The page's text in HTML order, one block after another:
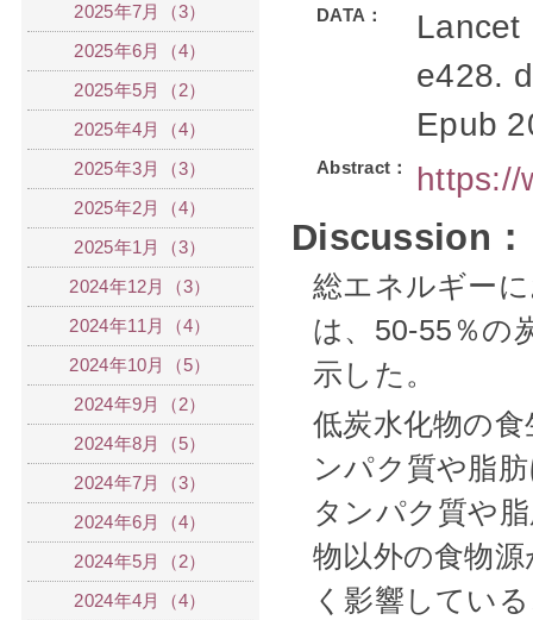
DATA：
Lancet
e428.
Epub
Abstract： https://
Discussion：
総エネルギー
は、 50-55 ％の
示した。
低炭水化物の
ンパク質や脂
タンパク質や
物以外の食物
く影響してい
2025年7月（3）
2025年6月（4）
2025年5月（2）
2025年4月（4）
2025年3月（3）
2025年2月（4）
2025年1月（3）
2024年12月（3）
2024年11月（4）
2024年10月（5）
2024年9月（2）
2024年8月（5）
2024年7月（3）
2024年6月（4）
2024年5月（2）
2024年4月（4）